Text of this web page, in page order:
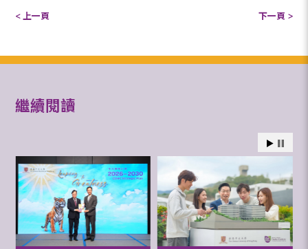
< 上一頁 下一頁 >
繼續閱讀